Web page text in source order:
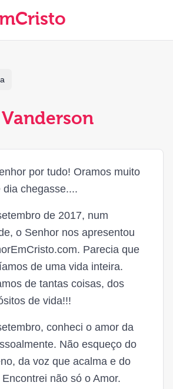
por tudo! Oramos muito
dia chegasse....
de 2017, num
o Senhor nos apresentou
Parecia que
de uma vida inteira.
de tantas coisas, dos
de vida!!!
conheci o amor da
Não esqueço do
da voz que acalma e do
não só o Amor.